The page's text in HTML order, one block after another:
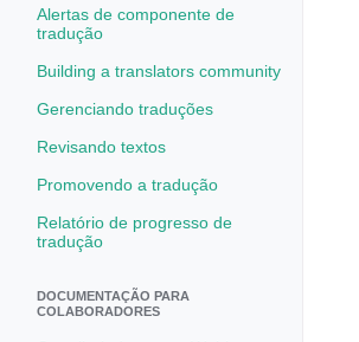
Alertas de componente de
tradução
Building a translators community
Gerenciando traduções
Revisando textos
Promovendo a tradução
Relatório de progresso de
tradução
DOCUMENTAÇÃO PARA
COLABORADORES